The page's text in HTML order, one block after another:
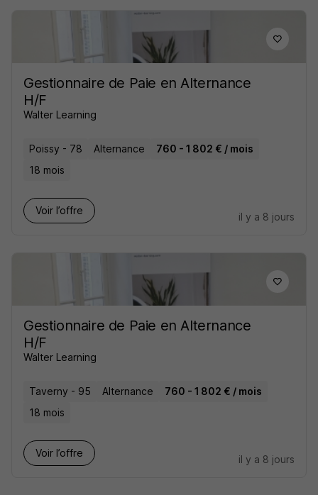
Gestionnaire de Paie en Alternance
H/F
Walter Learning
Poissy - 78 Alternance
760 - 1 802 € / mois
18 mois
Voir l’offre
il y a 8 jours
Gestionnaire de Paie en Alternance
H/F
Walter Learning
Taverny - 95 Alternance
760 - 1 802 € / mois
18 mois
Voir l’offre
il y a 8 jours